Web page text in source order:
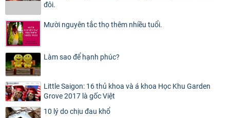
đôi.
Mười nguyên tắc thọ thêm nhiều tuổi.
Làm sao để hạnh phúc?
Little Saigon: 16 thủ khoa và á khoa Học Khu Garden
Grove 2017 là gốc Việt
10 lý do chịu đau khổ